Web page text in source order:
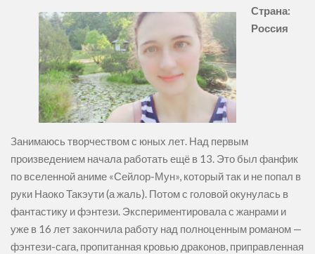
Страна:
Россия
Занимаюсь творчеством с юных лет. Над первым
произведением начала работать ещё в 13. Это был фанфик
по вселенной аниме «Сейлор-Мун», который так и не попал в
руки Наоко Такэути (а жаль). Потом с головой окунулась в
фантастику и фэнтези. Экспериментировала с жанрами и
уже в 16 лет закончила работу над полноценным романом —
фэнтези-сага, пропитанная кровью драконов, приправленная